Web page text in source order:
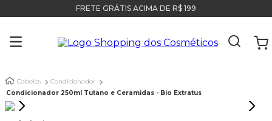
FRETE GRÁTIS ACIMA DE R$ 199
Cabelos
Condicionador
Condicionador 250ml Tutano e Ceramidas - Bio Extratus